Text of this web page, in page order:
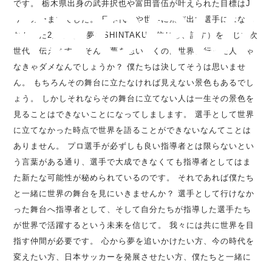
です。 栃木県出身の武井択也や富田晋伍が叶えられた目標はJ
リーガーまででした。 日本代表や世界に飛び出す選手にはなれ
なかった2人がその夢をSHINTAKU（信じる、託す）を通じて次
世代に伝えます。 そんな夢を思い描くのは世界に行った人じゃ
なきゃダメなんでしょうか？ 僕たちは決してそうは思いませ
ん。 もちろんその舞台に立たなければ見えない景色もあるでし
ょう。 しかしそれならその舞台に立てない人は一生その景色を
見ることはできないことになってしまします。 選手として世界
に立てなかった時点で世界を語ることができないなんてことは
ありません。 プロ選手が必ずしも良い指導者とは限らないとい
う言葉がある通り、選手で大成できなくても指導者としてはま
た新たな可能性が秘められているのです。 それであれば僕たち
と一緒に世界の舞台を見にいきませんか？ 選手として行けなか
った舞台へ指導者として、そして自分たちが指導した選手たち
が世界で活躍するという未来を信じて。 我々には共に世界を目
指す仲間が必要です。 心から夢を追いかけたい方、今の時代を
変えたい方、日本サッカーを発展させたい方、僕たちと一緒に